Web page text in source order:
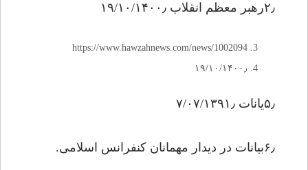
۲٫رهبر معظم انقلاب ۱۹/۱۰/۱۴۰۰٫
https://www.hawzahnews.com/news/1002094
۱۹/۱۰/۱۴۰۰٫
۵٫یانات ۷/۰۷/۱۳۹۱٫
۶٫بیانات در دیدار مهمانان کنفرانس اسلامی.